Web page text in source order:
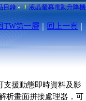
目錄 » J. 液晶螢幕電動升降機
TW第一層 回上一頁
援動態即時資料及影
析畫面拼接處理器，可